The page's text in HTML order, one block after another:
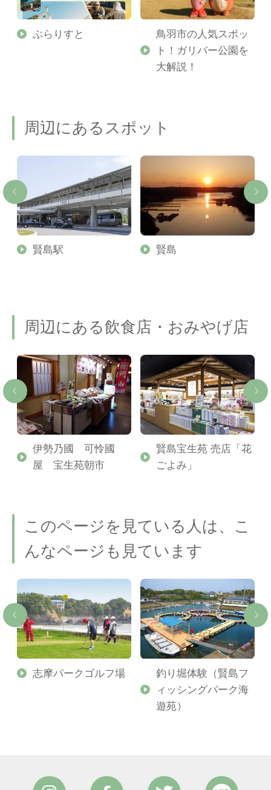
ぶらりすと
鳥羽市の人気スポッ
ト！ガリバー公園を
大解説！
周辺にあるスポット
賢島駅 賢島
周辺にある飲食店・おみやげ店
伊勢乃國 可怜國
屋 宝生苑朝市
賢島宝生苑 売店「花
ごよみ」
このページを見ている人は、こ
んなページも見ています
志摩パークゴルフ場
釣り堀体験（賢島フ
ィッシングパーク海
遊苑）